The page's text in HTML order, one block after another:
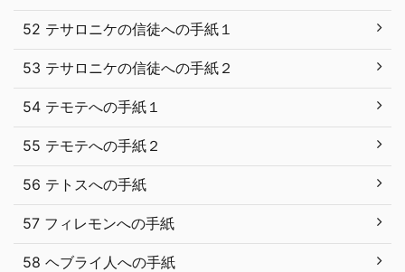
52 テサロニケの信徒への手紙１
53 テサロニケの信徒への手紙２
54 テモテへの手紙１
55 テモテへの手紙２
56 テトスへの手紙
57 フィレモンへの手紙
58 ヘブライ人への手紙